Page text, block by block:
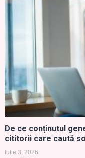
De ce conținutul
cititorii care caută
Iulie 3, 2026